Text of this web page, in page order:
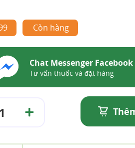
Còn hàng
Chat Messenger
Tư vấn thuốc và đặt hàng